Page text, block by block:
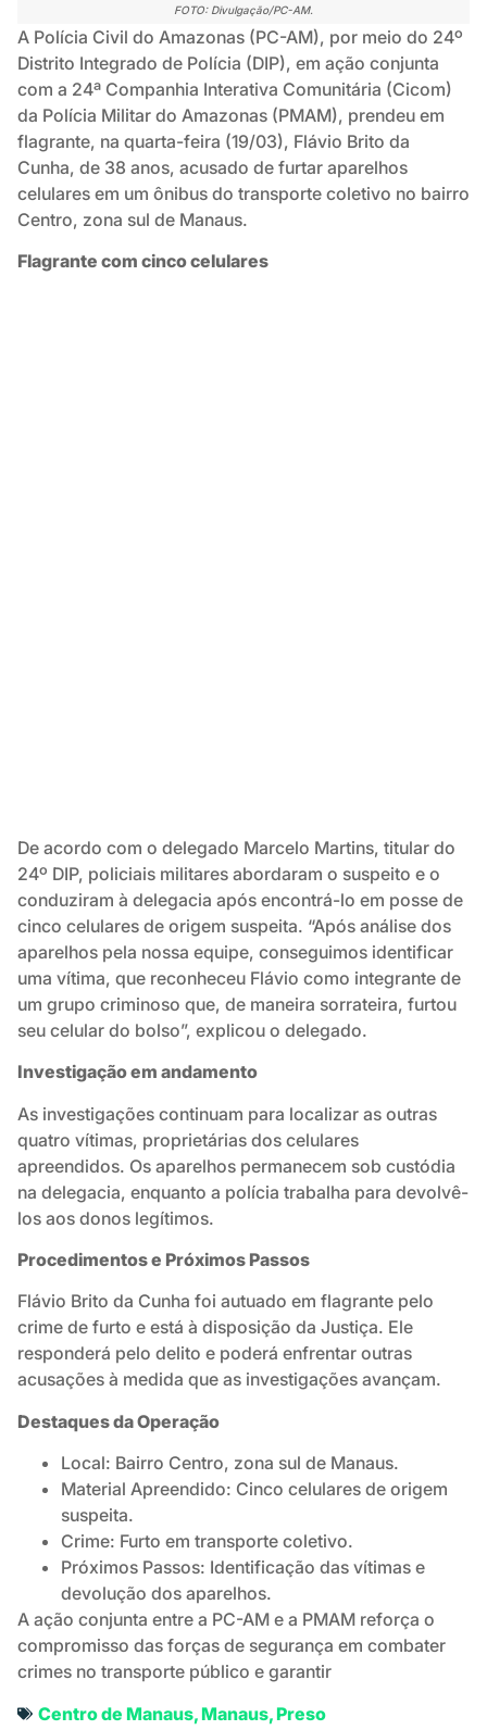
FOTO: Divulgação/PC-AM.
A Polícia Civil do Amazonas (PC-AM), por meio do 24º
Distrito Integrado de Polícia (DIP), em ação conjunta
com a 24ª Companhia Interativa Comunitária (Cicom)
da Polícia Militar do Amazonas (PMAM), prendeu em
flagrante, na quarta-feira (19/03), Flávio Brito da
Cunha, de 38 anos, acusado de furtar aparelhos
celulares em um ônibus do transporte coletivo no bairro
Centro, zona sul de Manaus.
Flagrante com cinco celulares
De acordo com o delegado Marcelo Martins, titular do
24º DIP, policiais militares abordaram o suspeito e o
conduziram à delegacia após encontrá-lo em posse de
cinco celulares de origem suspeita. “Após análise dos
aparelhos pela nossa equipe, conseguimos identificar
uma vítima, que reconheceu Flávio como integrante de
um grupo criminoso que, de maneira sorrateira, furtou
seu celular do bolso”, explicou o delegado.
Investigação em andamento
As investigações continuam para localizar as outras
quatro vítimas, proprietárias dos celulares
apreendidos. Os aparelhos permanecem sob custódia
na delegacia, enquanto a polícia trabalha para devolvê-
los aos donos legítimos.
Procedimentos e Próximos Passos
Flávio Brito da Cunha foi autuado em flagrante pelo
crime de furto e está à disposição da Justiça. Ele
responderá pelo delito e poderá enfrentar outras
acusações à medida que as investigações avançam.
Destaques da Operação
Local: Bairro Centro, zona sul de Manaus.
Material Apreendido: Cinco celulares de origem
suspeita.
Crime: Furto em transporte coletivo.
Próximos Passos: Identificação das vítimas e
devolução dos aparelhos.
A ação conjunta entre a PC-AM e a PMAM reforça o
compromisso das forças de segurança em combater
crimes no transporte público e garantir
Centro de Manaus,Manaus,Preso